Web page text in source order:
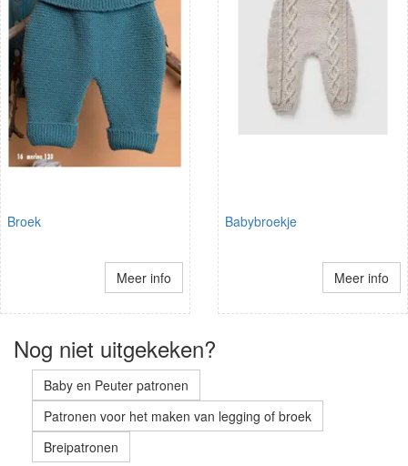
Broek
Meer info
Babybroekje
Meer info
Nog niet uitgekeken?
Baby en Peuter patronen
Patronen voor het maken van legging of broek
Breipatronen